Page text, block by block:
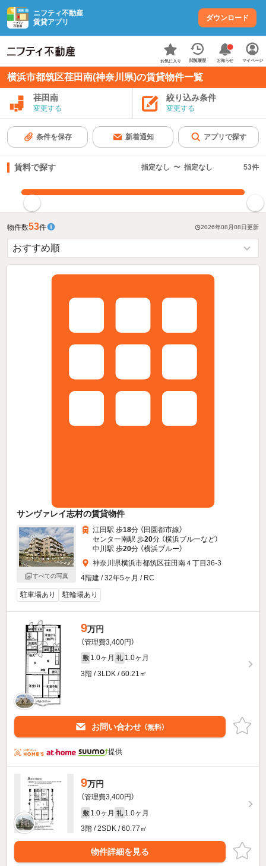
ニフティ不動産
賃貸アプリ
ダウンロード
お気に入り 閲覧履歴 お知らせ マイページ
横浜市都筑区荏田南(神奈川県)の賃貸物件一覧
荏田南
変更する
絞り込み条件
変更する
条件を保存 新着通知 アプリで探す
賃料で探す 指定なし 〜 指定なし 53件
物件数53件 2026年08月08日更新
サンヴァレイ志村の賃貸物件
すべての写真
江田駅 歩18分 （田園都市線）
センター南駅 歩20分 （横浜ブルーなど）
中川駅 歩20分 （横浜ブルー）
神奈川県横浜市都筑区荏田南４丁目36-3
4階建 / 32年5ヶ月 / RC
駐車場あり
駐輪場あり
9万円
（管理費3,400円）
敷 1.0ヶ月 礼 1.0ヶ月
3階 / 3LDK / 60.21㎡
お問い合わせ （無料）
提供
9万円
（管理費3,400円）
敷 1.0ヶ月 礼 1.0ヶ月
3階 / 2SDK / 60.77㎡
物件詳細を見る